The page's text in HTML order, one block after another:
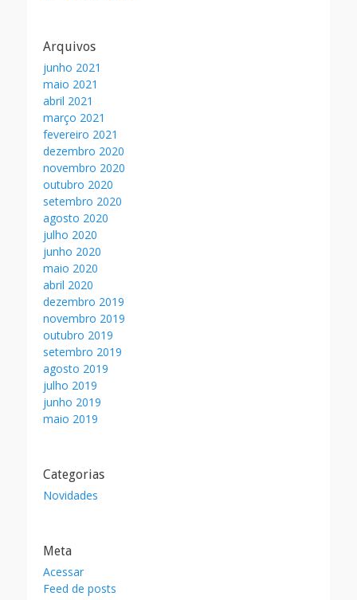
Arquivos
junho 2021
maio 2021
abril 2021
março 2021
fevereiro 2021
dezembro 2020
novembro 2020
outubro 2020
setembro 2020
agosto 2020
julho 2020
junho 2020
maio 2020
abril 2020
dezembro 2019
novembro 2019
outubro 2019
setembro 2019
agosto 2019
julho 2019
junho 2019
maio 2019
Categorias
Novidades
Meta
Acessar
Feed de posts